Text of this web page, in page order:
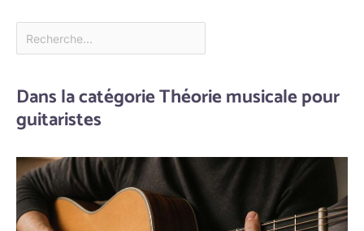
Dans la catégorie Théorie musicale pour
guitaristes